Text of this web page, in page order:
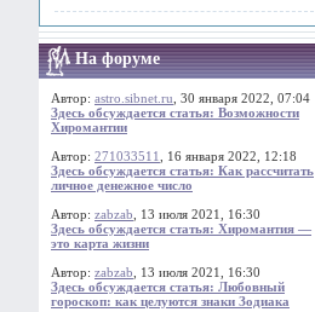
На форуме
Автор: astro.sibnet.ru , 30 января 2022, 07:04
Здесь обсуждается статья: Возможности
Хиромантии
Автор: 271033511
, 16 января 2022, 12:18
Здесь обсуждается статья: Как рассчитать
личное денежное число
Автор: zabzab , 13 июля 2021, 16:30
Здесь обсуждается статья: Хиромантия —
это карта жизни
Автор: zabzab , 13 июля 2021, 16:30
Здесь обсуждается статья: Любовный
гороскоп: как целуются знаки Зодиака